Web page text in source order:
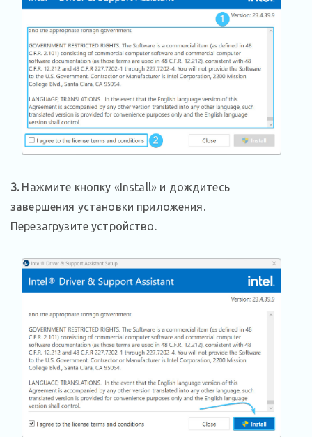
3.Нажмите кнопку «Install» и дождитесь
завершения установки приложения.
Перезагрузите устройство.